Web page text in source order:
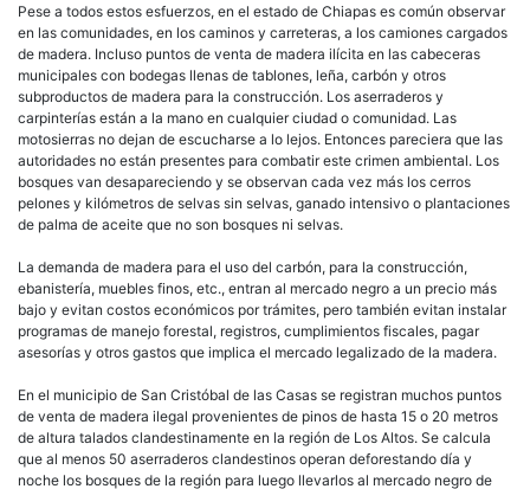
Pese a todos estos esfuerzos, en el estado de Chiapas es común observar
en las comunidades, en los caminos y carreteras, a los camiones cargados
de madera. Incluso puntos de venta de madera ilícita en las cabeceras
municipales con bodegas llenas de tablones, leña, carbón y otros
subproductos de madera para la construcción. Los aserraderos y
carpinterías están a la mano en cualquier ciudad o comunidad. Las
motosierras no dejan de escucharse a lo lejos. Entonces pareciera que las
autoridades no están presentes para combatir este crimen ambiental. Los
bosques van desapareciendo y se observan cada vez más los cerros
pelones y kilómetros de selvas sin selvas, ganado intensivo o plantaciones
de palma de aceite que no son bosques ni selvas.
La demanda de madera para el uso del carbón, para la construcción,
ebanistería, muebles finos, etc., entran al mercado negro a un precio más
bajo y evitan costos económicos por trámites, pero también evitan instalar
programas de manejo forestal, registros, cumplimientos fiscales, pagar
asesorías y otros gastos que implica el mercado legalizado de la madera.
En el municipio de San Cristóbal de las Casas se registran muchos puntos
de venta de madera ilegal provenientes de pinos de hasta 15 o 20 metros
de altura talados clandestinamente en la región de Los Altos. Se calcula
que al menos 50 aserraderos clandestinos operan deforestando día y
noche los bosques de la región para luego llevarlos al mercado negro de